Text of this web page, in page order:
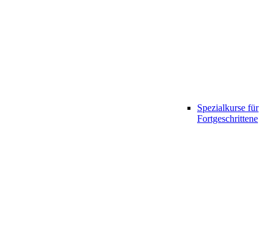
Spezialkurse für
Fortgeschrittene